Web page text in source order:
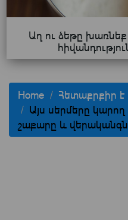
Աղ ու ձեթը
Home
Հետաքրքիր է
Այս սերմերը կարող
շաքարը և